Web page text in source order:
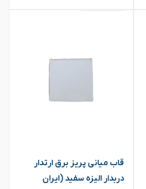
قاب میانی پریز برق ارتدار
دربدار الیزه سفید (ایران